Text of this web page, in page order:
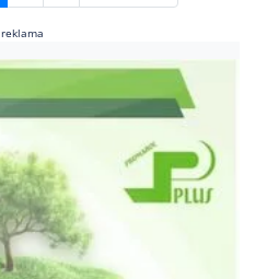
reklama